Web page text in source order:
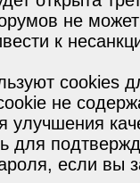
не может
к
cookies
не
улучшения
для
если вы